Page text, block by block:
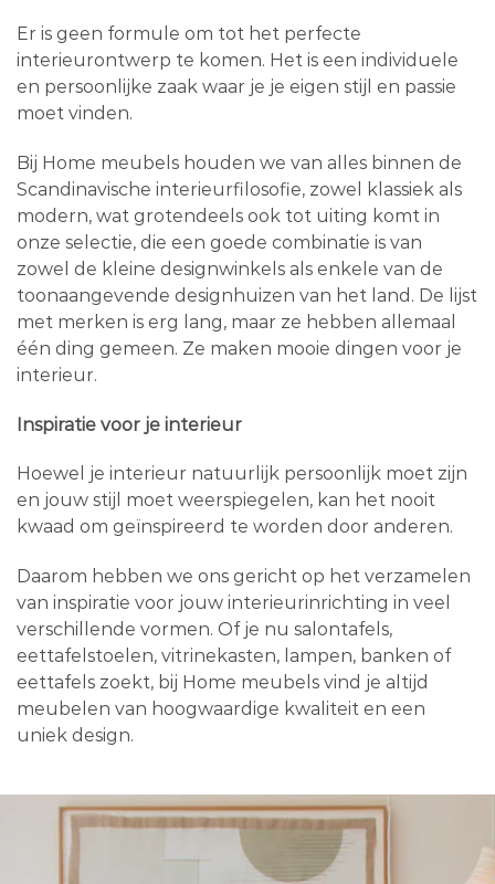
Er is geen formule om tot het perfecte
interieurontwerp te komen. Het is een individuele
en persoonlijke zaak waar je je eigen stijl en passie
moet vinden.
Bij Home meubels houden we van alles binnen de
Scandinavische interieurfilosofie, zowel klassiek als
modern, wat grotendeels ook tot uiting komt in
onze selectie, die een goede combinatie is van
zowel de kleine designwinkels als enkele van de
toonaangevende designhuizen van het land. De lijst
met merken is erg lang, maar ze hebben allemaal
één ding gemeen. Ze maken mooie dingen voor je
interieur.
Inspiratie voor je interieur
Hoewel je interieur natuurlijk persoonlijk moet zijn
en jouw stijl moet weerspiegelen, kan het nooit
kwaad om geïnspireerd te worden door anderen.
Daarom hebben we ons gericht op het verzamelen
van inspiratie voor jouw interieurinrichting in veel
verschillende vormen. Of je nu salontafels,
eettafelstoelen, vitrinekasten, lampen, banken of
eettafels zoekt, bij Home meubels vind je altijd
meubelen van hoogwaardige kwaliteit en een
uniek design.